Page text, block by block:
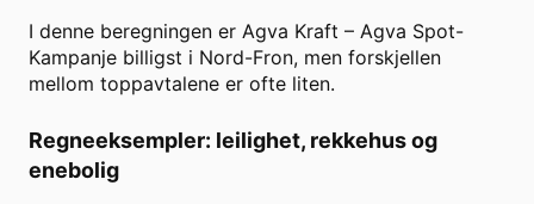
I denne beregningen er Agva Kraft – Agva Spot-
Kampanje billigst i Nord-Fron, men forskjellen
mellom toppavtalene er ofte liten.
Regneeksempler: leilighet, rekkehus og
enebolig